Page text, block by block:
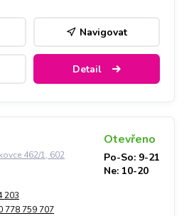
Navigovat
Detail
462/1, 602
Otevřeno
Po-So: 9-21
Ne: 10-20
203
778 759 707